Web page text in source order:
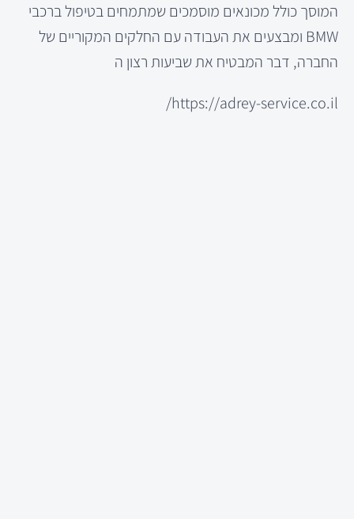
המוסך כולל מכונאים מוסמכים שמתמחים בטיפול ברכבי
BMW ומבצעים את העבודה עם החלקים המקוריים של
החברה, דבר המבטיח את שביעות רצון ה
https://adrey-service.co.il/